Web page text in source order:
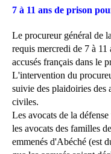
7 à 11 ans de prison
Le procureur général de
requis mercredi de 7 à
accusés français dans le
L'intervention du
suivie des plaidoiries des
civiles.
Les avocats de la
les avocats des familles
emmenés d'Abéché (est